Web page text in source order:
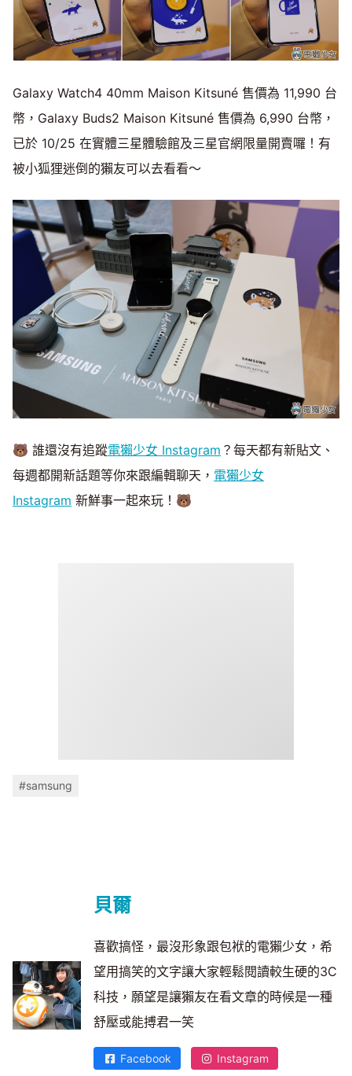
Galaxy Watch4 40mm Maison Kitsuné 售價為 11,990 台
幣，Galaxy Buds2 Maison Kitsuné 售價為 6,990 台幣，
已於 10/25 在實體三星體驗館及三星官網限量開賣囉！有
被小狐狸迷倒的獺友可以去看看～
🐻 誰還沒有追蹤電獺少女 Instagram ？每天都有新貼文、
每週都開新話題等你來跟編輯聊天， 電獺少女
Instagram 新鮮事一起來玩！🐻
#samsung
貝爾
喜歡搞怪，最沒形象跟包袱的電獺少女，希
望用搞笑的文字讓大家輕鬆閱讀較生硬的3C
科技，願望是讓獺友在看文章的時候是一種
舒壓或能搏君一笑
Facebook Instagram